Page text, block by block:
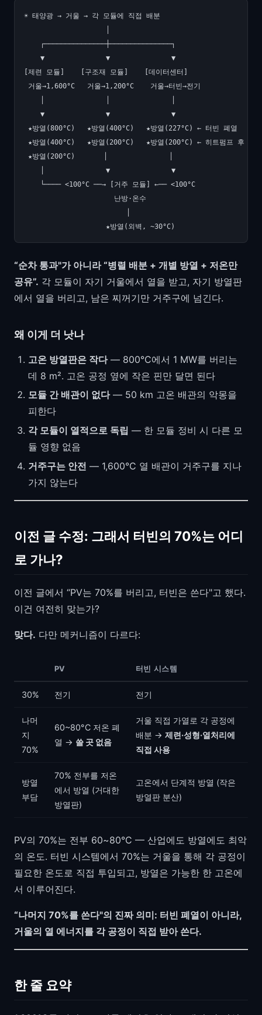
☀️ 태양광 → 거울 → 각 모듈에 직접 배분
    ┌───────────────┼───────────────┐
    ▼               ▼               ▼
[제련 모듈]    [구조재 모듈]    [데이터센터]
거울→1,600°C   거울→1,200°C    거울→터빈→전기
    ▼               ▼               ▼
★방열(800°C)   ★방열(400°C)   ★방열(227°C) ← 터빈 폐열
★방열(400°C)   ★방열(200°C)   ★방열(200°C) ← 히트펌프 후
★방열(200°C)       │               │
    │               ▼               ▼
    └──── <100°C ──→ [거주 모듈] ←── <100°C
                      난방·온수
“순차 통과"가 아니라 “병렬 배분 + 개별 방열 + 저온만
공유”. 각 모듈이 자기 거울에서 열을 받고, 자기 방열판
에서 열을 버리고, 남은 찌꺼기만 거주구에 넘긴다.
왜 이게 더 낫나
고온 방열판은 작다— 800°C에서 1 MW를 버리는
데 8 m². 고온 공정 옆에 작은 핀만 달면 된다
모듈 간 배관이 없다— 50 km 고온 배관의 악몽을
피한다
각 모듈이 열적으로 독립 — 한 모듈 정비 시 다른 모
듈 영향 없음
거주구는 안전 — 1,600°C 열 배관이 거주구를 지나
가지 않는다
이전 글 수정: 그래서 터빈의 70%는 어디
로 가나?
이전 글에서 “PV는 70%를 버리고, 터빈은 쓴다"고 했다.
이건 여전히 맞는가?
맞다. 다만 메커니즘이 다르다:
PV 터빈 시스템
30% 전기 전기
나머
지
70%
60~80°C 저온 폐
열 → 쓸 곳 없음
거울 직접 가열로 각 공정에
배분 → 제련·성형·열처리에
직접 사용
방열
부담
70% 전부를 저온
에서 방열 (거대한
방열판)
고온에서 단계적 방열 (작은
방열판 분산)
PV의 70%는 전부 60~80°C — 산업에도 방열에도 최악
의 온도. 터빈 시스템에서 70%는 거울을 통해 각 공정이
필요한 온도로 직접 투입되고, 방열은 가능한 한 고온에
서 이루어진다.
“나머지 70%를 쓴다"의 진짜 의미: 터빈 폐열이 아니라,
거울의 열 에너지를 각 공정이 직접 받아 쓴다.
한 줄 요약